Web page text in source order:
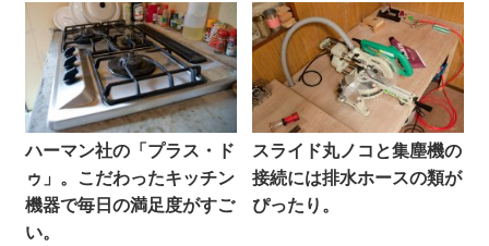
ハーマン社の「プラス・ド
ゥ」。こだわったキッチン
機器で毎日の満足度がすご
い。
スライド丸ノコと集塵機の
接続には排水ホースの類が
ぴったり。